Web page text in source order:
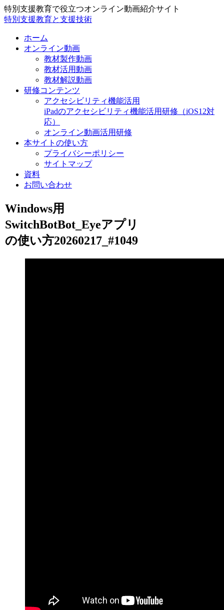
特別支援教育で役立つオンライン動画紹介サイト
特別支援教育と支援技術
ホーム
オンライン動画
教材製作動画
教材活用動画
教材解説動画
研修コンテンツ
アクセシビリティ機能活用
iPadのアクセシビリティ機能活用研修（iOS12対
応）
オンライン動画活用研修
本サイトの使い方
プライバシーポリシー
サイトマップ
資料
お問い合わせ
Windows用
SwitchBotBot_Eyeアプリ
の使い方20260217_#1049